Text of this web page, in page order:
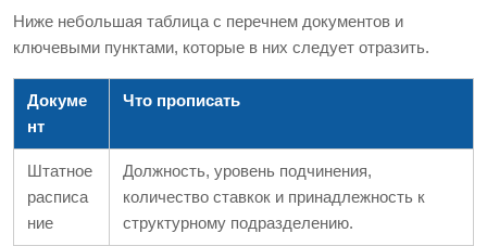
Ниже небольшая таблица с перечнем документов и
ключевыми пунктами, которые в них следует отразить.
Докуме
нт
Что прописать
Штатное
расписа
ние
Должность, уровень подчинения,
количество ставкок и принадлежность к
структурному подразделению.